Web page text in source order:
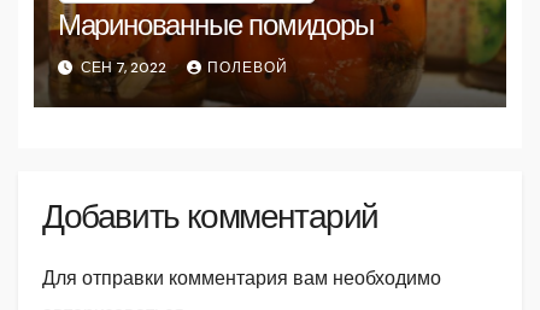
Маринованные помидоры
СЕН 7, 2022 ПОЛЕВОЙ
Добавить комментарий
Для отправки комментария вам необходимо